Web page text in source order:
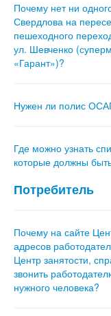
Почему нет ни
Свердлова на
пешеходного
ул. Шевченко
«Гарант»)?
Нужен ли полис
Где можно узнать
которые должны
Потребитель
Почему на сайте
адресов
Центр занятости,
звонить
нужного человека?